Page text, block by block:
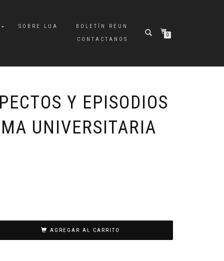
SOBRE LUA
BOLETÍN REUN
CONTACTANOS
0
Y EPISODIOS
UNIVERSITARIA
AGREGAR AL CARRITO